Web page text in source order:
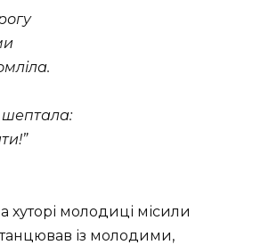
шептала:
хуторі молодиці місили
із молодими,